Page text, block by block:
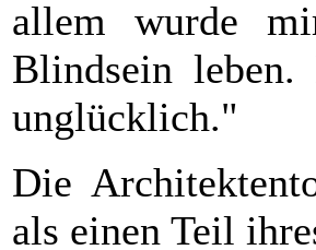
allem wurde
Blindsein
unglücklich."
Die
als einen Teil